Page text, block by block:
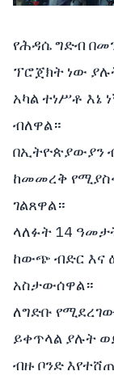
የሕዳሴ ግድብ
ፕሮጀክት ነው
አካል ተነሥቶ
ብለዋል።
በኢትዮጵያውያን
ከመመረቅ
ገልጸዋል።
ላለፉት 14
ከውጭ ብድር እና
አስታውሰዋል።
ለግድቡ
ይቀጥላል ያሉት
ብዙ ቦንድ